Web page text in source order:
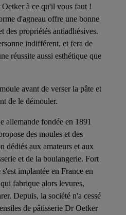
à ce qu'il vous faut !
d'agneau offre une bonne
des propriétés antiadhésives.
indifférent, et fera de
réussite aussi esthétique que
avant de verser la pâte et
de le démouler.
allemande fondée en 1891
des moules et des
dédiés aux amateurs et aux
et de la boulangerie. Fort
implantée en France en
fabrique alors levures,
Depuis, la société n'a cessé
de pâtisserie Dr Oetker